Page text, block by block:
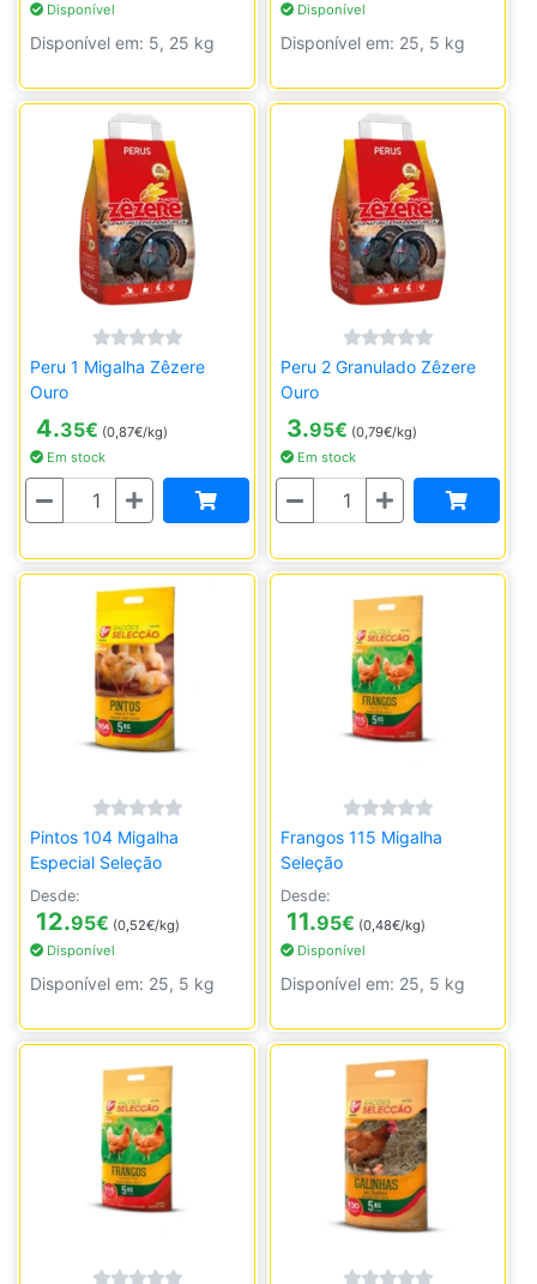
Disponível
Disponível em: 5, 25 kg
Disponível
Disponível em: 25, 5 kg
Peru 1 Migalha Zêzere
Ouro
4.35€ (0,87€/kg)
Em stock
Quantidade
Peru 2 Granulado Zêzere
Ouro
3.95€ (0,79€/kg)
Em stock
Quantidade
Pintos 104 Migalha
Especial Seleção
Desde:
12.95€ (0,52€/kg)
Disponível
Disponível em: 25, 5 kg
Frangos 115 Migalha
Seleção
Desde:
11.95€ (0,48€/kg)
Disponível
Disponível em: 25, 5 kg